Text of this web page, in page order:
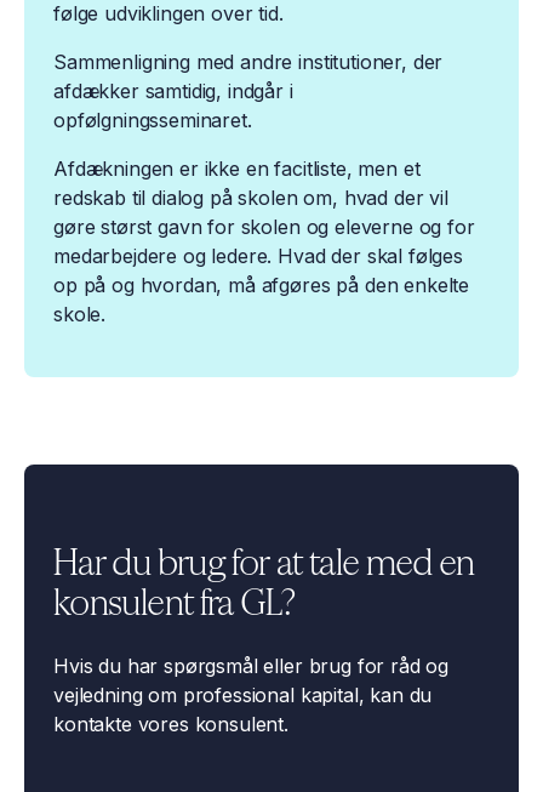
følge udviklingen over tid.
Sammenligning med andre institutioner, der
afdækker samtidig, indgår i
opfølgningsseminaret.
Afdækningen er ikke en facitliste, men et
redskab til dialog på skolen om, hvad der vil
gøre størst gavn for skolen og eleverne og for
medarbejdere og ledere. Hvad der skal følges
op på og hvordan, må afgøres på den enkelte
skole.
Har du brug for at tale med en
konsulent fra GL?
Hvis du har spørgsmål eller brug for råd og
vejledning om professional kapital, kan du
kontakte vores konsulent.